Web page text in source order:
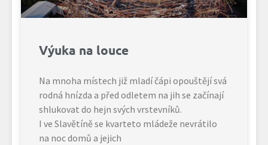
Výuka na louce
Na mnoha místech již mladí čápi opouštějí svá
rodná hnízda a před odletem na jih se začínají
shlukovat do hejn svých vrstevníků.
I ve Slavětíně se kvarteto mládeže nevrátilo
na noc domů a jejich